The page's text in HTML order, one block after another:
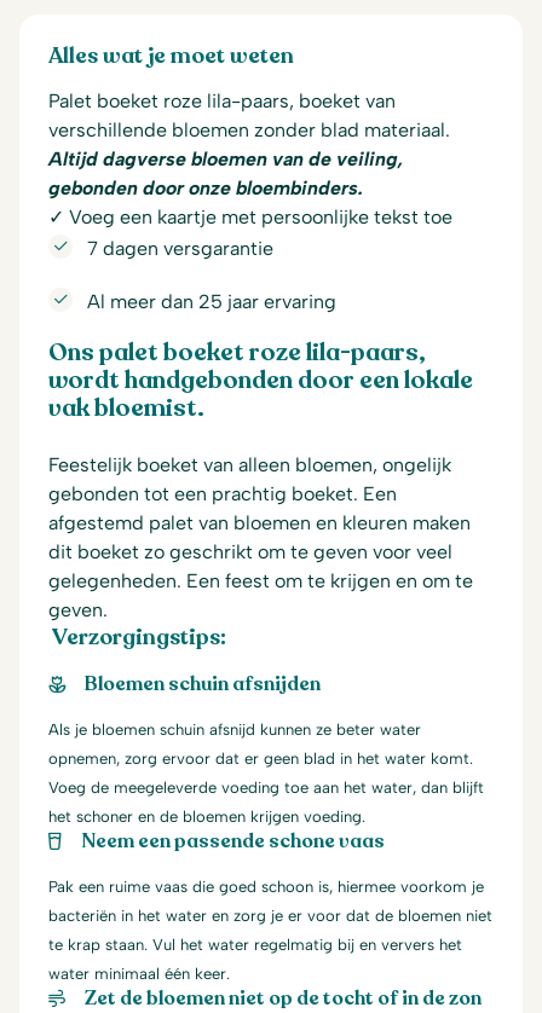
Alles wat je moet weten
Palet boeket roze lila-paars, boeket van
verschillende bloemen zonder blad materiaal.
Altijd dagverse bloemen van de veiling,
gebonden door onze bloembinders.
✓ Voeg een kaartje met persoonlijke tekst toe
7 dagen versgarantie
Al meer dan 25 jaar ervaring
Ons palet boeket roze lila-paars,
wordt handgebonden door een lokale
vak bloemist.
Feestelijk boeket van alleen bloemen, ongelijk
gebonden tot een prachtig boeket. Een
afgestemd palet van bloemen en kleuren maken
dit boeket zo geschrikt om te geven voor veel
gelegenheden. Een feest om te krijgen en om te
geven.
Verzorgingstips:
Bloemen schuin afsnijden
Als je bloemen schuin afsnijd kunnen ze beter water
opnemen, zorg ervoor dat er geen blad in het water komt.
Voeg de meegeleverde voeding toe aan het water, dan blijft
het schoner en de bloemen krijgen voeding.
Neem een passende schone vaas
Pak een ruime vaas die goed schoon is, hiermee voorkom je
bacteriën in het water en zorg je er voor dat de bloemen niet
te krap staan. Vul het water regelmatig bij en ververs het
water minimaal één keer.
Zet de bloemen niet op de tocht of in de zon